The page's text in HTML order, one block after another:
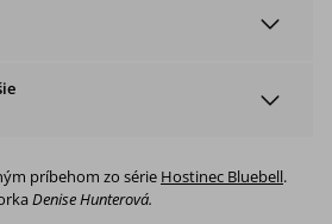
príbehom zo série Hostinec Bluebell.
Denise Hunterová.